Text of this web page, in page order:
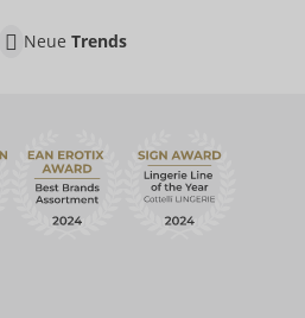
Neue Trends